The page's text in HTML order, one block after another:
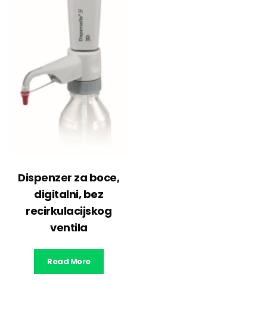
Dispenzer za boce,
digitalni, bez
recirkulacijskog
ventila
Read More